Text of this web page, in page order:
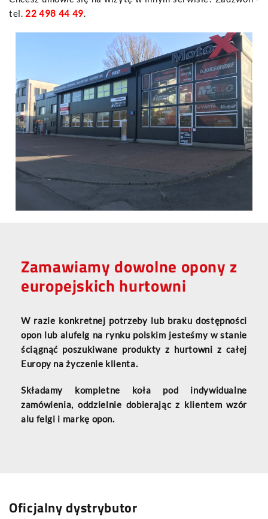
tel. 22 498 44 49.
Zamawiamy dowolne opony z
europejskich hurtowni
W razie konkretnej potrzeby lub braku dostępności
opon lub alufelg na rynku polskim jesteśmy w stanie
ściągnąć poszukiwane produkty z hurtowni z całej
Europy na życzenie klienta.
Składamy kompletne koła pod indywidualne
zamówienia, oddzielnie dobierając z klientem wzór
alu felgi i markę opon.
Oficjalny dystrybutor